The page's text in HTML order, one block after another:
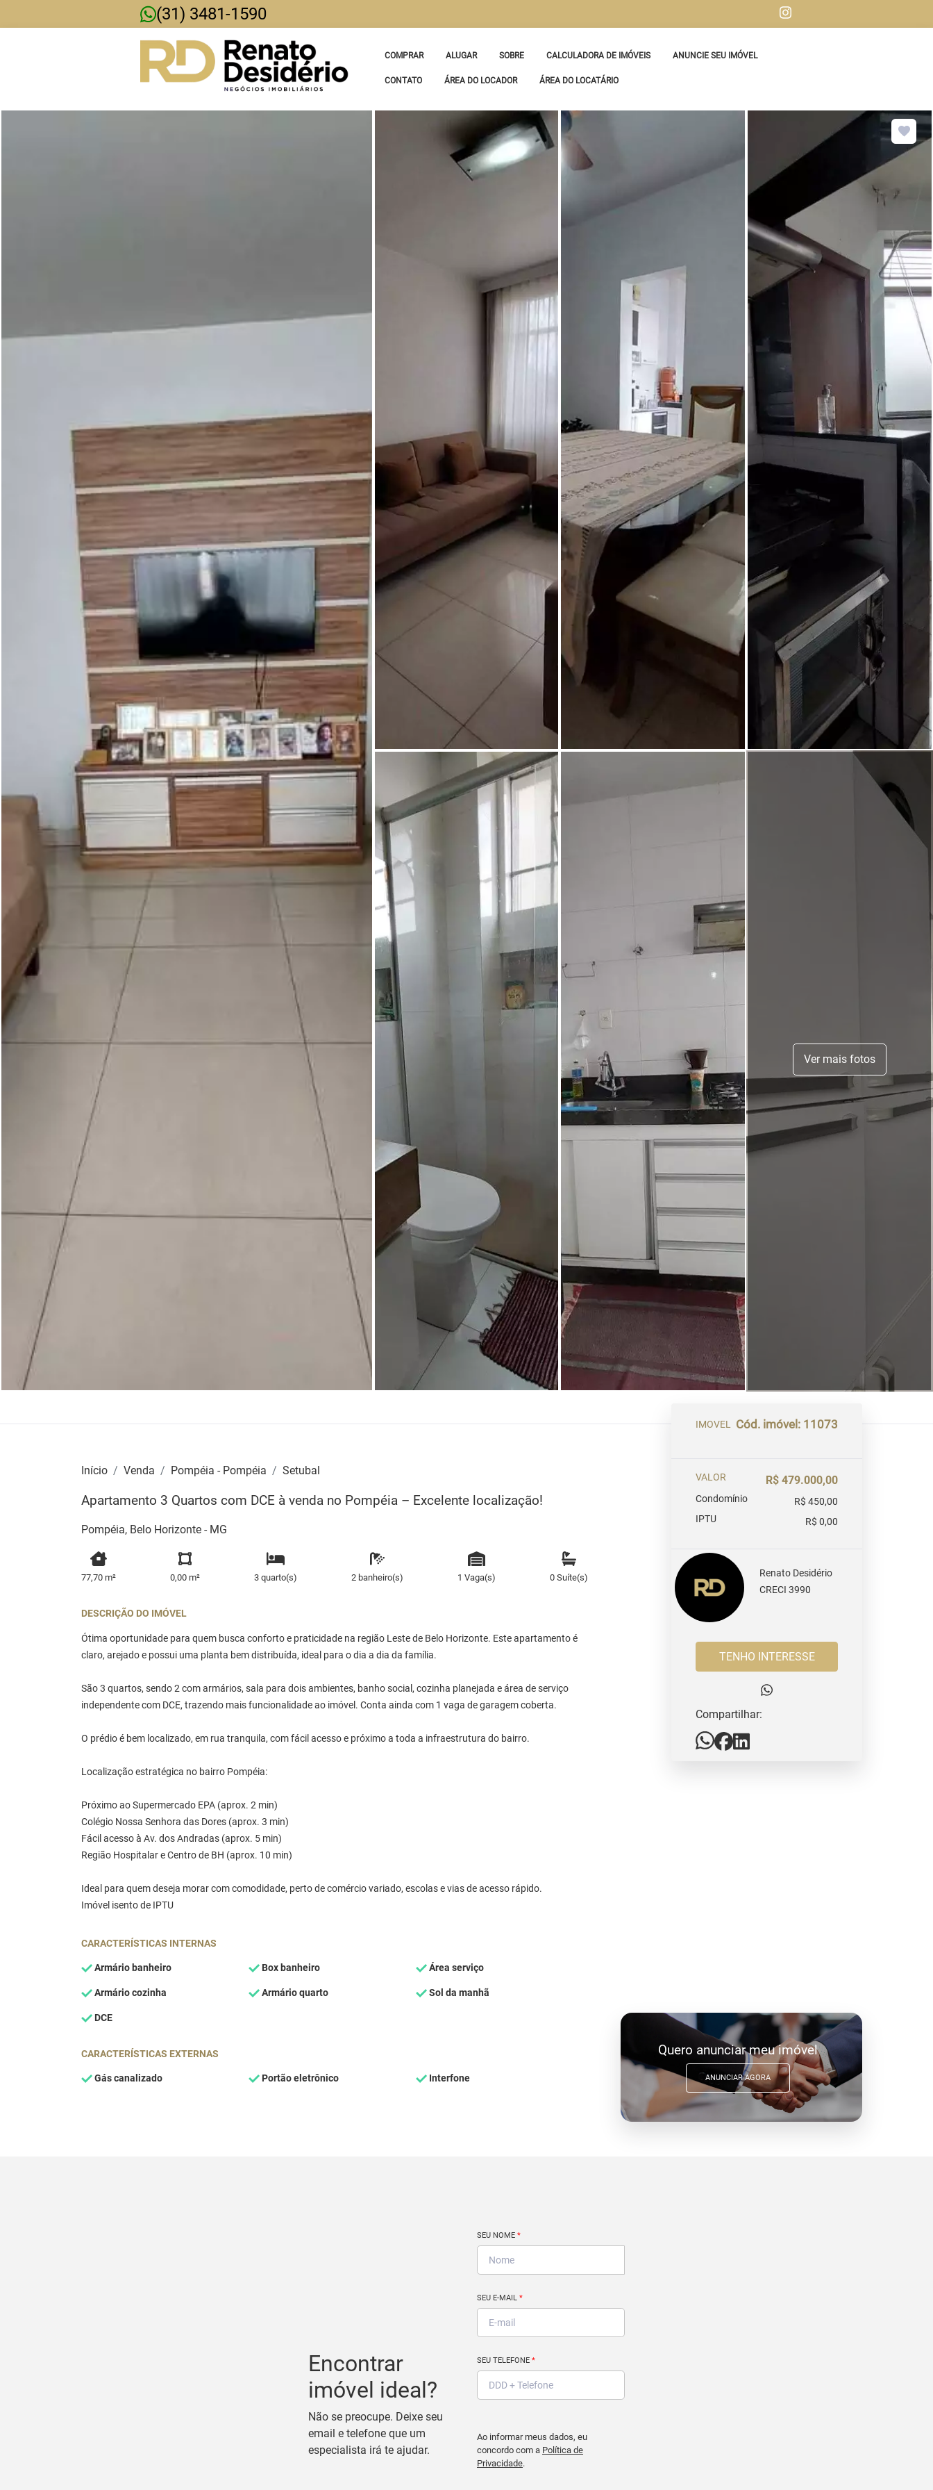
(31) 3481-1590
COMPRAR ALUGAR SOBRE CALCULADORA DE IMÓVEIS ANUNCIE SEU IMÓVEL
CONTATO ÁREA DO LOCADOR ÁREA DO LOCATÁRIO
Ver mais fotos
Início Venda Pompéia - Pompéia Setubal
Apartamento 3 Quartos com DCE à venda no Pompéia – Excelente localização!
Pompéia, Belo Horizonte - MG
77,70 m² 0,00 m² 3 quarto(s) 2 banheiro(s) 1 Vaga(s) 0 Suíte(s)
DESCRIÇÃO DO IMÓVEL
Ótima oportunidade para quem busca conforto e praticidade na região Leste de Belo Horizonte. Este apartamento é
claro, arejado e possui uma planta bem distribuída, ideal para o dia a dia da família.
São 3 quartos, sendo 2 com armários, sala para dois ambientes, banho social, cozinha planejada e área de serviço
independente com DCE, trazendo mais funcionalidade ao imóvel. Conta ainda com 1 vaga de garagem coberta.
O prédio é bem localizado, em rua tranquila, com fácil acesso e próximo a toda a infraestrutura do bairro.
Localização estratégica no bairro Pompéia:
Próximo ao Supermercado EPA (aprox. 2 min)
Colégio Nossa Senhora das Dores (aprox. 3 min)
Fácil acesso à Av. dos Andradas (aprox. 5 min)
Região Hospitalar e Centro de BH (aprox. 10 min)
Ideal para quem deseja morar com comodidade, perto de comércio variado, escolas e vias de acesso rápido.
Imóvel isento de IPTU
CARACTERÍSTICAS INTERNAS
Armário banheiro Box banheiro Área serviço
Armário cozinha Armário quarto Sol da manhã
DCE
CARACTERÍSTICAS EXTERNAS
Gás canalizado Portão eletrônico Interfone
IMOVEL Cód. imóvel: 11073
VALOR R$ 479.000,00
Condomínio
R$ 450,00
IPTU
R$ 0,00
Renato Desidério
CRECI 3990
TENHO INTERESSE
Compartilhar:
Quero anunciar meu imóvel
ANUNCIAR AGORA
Encontrar
imóvel ideal?
Não se preocupe. Deixe seu
email e telefone que um
especialista irá te ajudar.
SEU NOME *
SEU E-MAIL *
SEU TELEFONE *
Ao informar meus dados, eu
concordo com a Política de
Privacidade.